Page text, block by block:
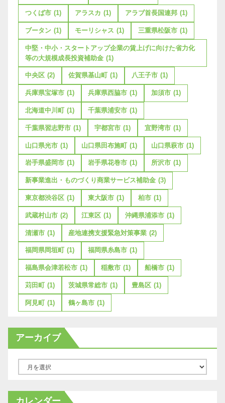
つくば市 (1) アラスカ (1) アラブ首長国連邦 (1)
ブータン (1) モーリシャス (1) 三重県松阪市 (1)
中堅・中小・スタートアップ企業の賃上げに向けた省力化
等の大規模成長投資補助金 (1)
中央区 (2) 佐賀県基山町 (1) 八王子市 (1)
兵庫県宝塚市 (1) 兵庫県西脇市 (1) 加須市 (1)
北海道中川町 (1) 千葉県浦安市 (1)
千葉県習志野市 (1) 宇都宮市 (1) 宜野湾市 (1)
山口県光市 (1) 山口県田布施町 (1) 山口県萩市 (1)
岩手県盛岡市 (1) 岩手県花巻市 (1) 所沢市 (1)
新事業進出・ものづくり商業サービス補助金 (3)
東京都渋谷区 (1) 東大阪市 (1) 柏市 (1)
武蔵村山市 (2) 江東区 (1) 沖縄県浦添市 (1)
清瀬市 (1) 産地連携支援緊急対策事業 (2)
福岡県岡垣町 (1) 福岡県糸島市 (1)
福島県会津若松市 (1) 稲敷市 (1) 船橋市 (1)
苅田町 (1) 茨城県常総市 (1) 豊島区 (1)
阿見町 (1) 鶴ヶ島市 (1)
アーカイブ
カ